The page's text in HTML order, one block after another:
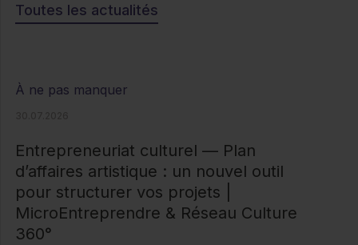
Toutes les actualités
À ne pas manquer
Entrepreneuriat culturel — Plan
d’affaires artistique : un nouvel outil
pour structurer vos projets |
MicroEntreprendre & Réseau Culture
360°